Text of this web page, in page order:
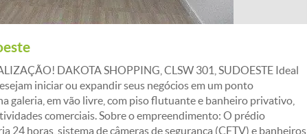
DAKOTA SHOPPING, CLSW 301, SUDOESTE Ideal
iniciar ou expandir seus negócios em um ponto
galeria, em vão livre, com piso flutuante e banheiro privativo,
comerciais. Sobre o empreendimento: O prédio
24 horas, sistema de câmeras de segurança (CFTV) e banheiros